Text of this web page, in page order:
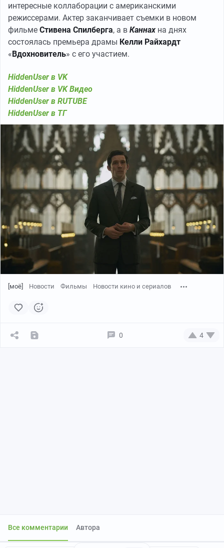
интересные коллаборации с американскими
режиссерами. Актер заканчивает съемки в новом
фильме Стивена Спилберга, а в Каннах на днях
состоялась премьера драмы Келли Райхардт
«Вдохновитель» с его участием.
HiddenUser в VK
HiddenUser в VK Видео
HiddenUser в RUTUBE
HiddenUser в ТГ
[моё] Новости Фильмы Новости кино и сериалов
0 4
Все комментарии Автора